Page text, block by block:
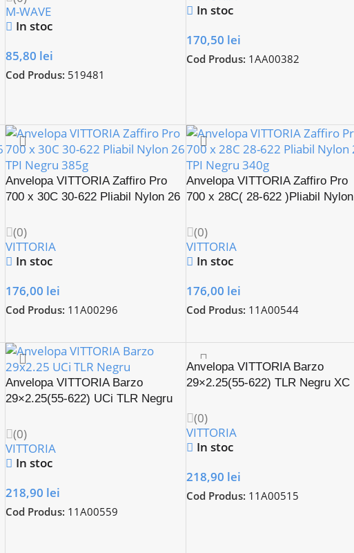
M-WAVE
In stoc
85,80 lei
Cod Produs: 519481
In stoc
170,50 lei
Cod Produs: 1AA00382
Anvelopa VITTORIA Zaffiro Pro
700 x 30C 30-622 Pliabil Nylon 26
(0)
VITTORIA
In stoc
176,00 lei
Cod Produs: 11A00296
Anvelopa VITTORIA Zaffiro Pro
700 x 28C( 28-622 )Pliabil Nylon
(0)
VITTORIA
In stoc
176,00 lei
Cod Produs: 11A00544
Anvelopa VITTORIA Barzo
29×2.25(55-622) UCi TLR Negru
(0)
VITTORIA
In stoc
218,90 lei
Cod Produs: 11A00559
Anvelopa VITTORIA Barzo
29×2.25(55-622) TLR Negru XC
(0)
VITTORIA
In stoc
218,90 lei
Cod Produs: 11A00515